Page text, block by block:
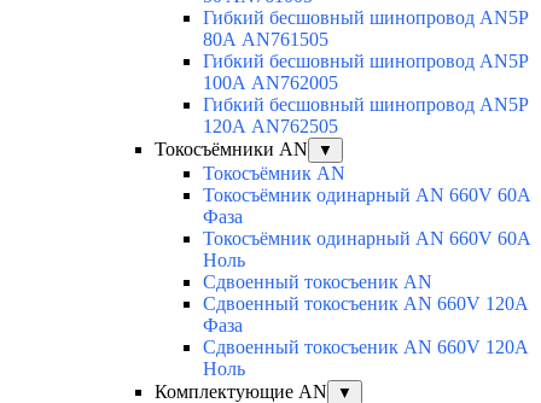
Гибкий бесшовный шинопровод AN5P
80А AN761505
Гибкий бесшовный шинопровод AN5P
100А AN762005
Гибкий бесшовный шинопровод AN5P
120А AN762505
Токосъёмники AN
▼
Токосъёмник AN
Токосъёмник одинарный AN 660V 60A
Фаза
Токосъёмник одинарный AN 660V 60A
Ноль
Сдвоенный токосъеник AN
Сдвоенный токосъеник AN 660V 120A
Фаза
Сдвоенный токосъеник AN 660V 120A
Ноль
Комплектующие AN
▼